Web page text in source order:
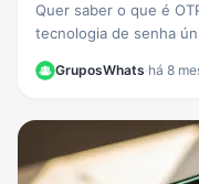
Quer saber o que é
tecnologia de senha
como PicPay para
GruposWhats·há 8